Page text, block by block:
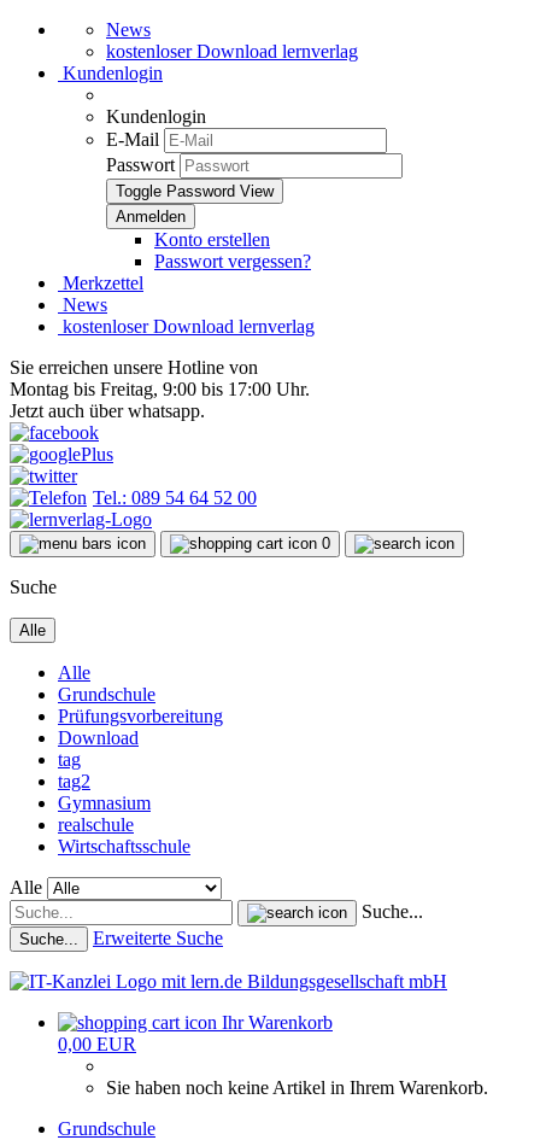
News
kostenloser Download lernverlag
Kundenlogin
Kundenlogin
E-Mail
Passwort
Toggle Password View
Konto erstellen
Passwort vergessen?
Merkzettel
News
kostenloser Download lernverlag
Sie erreichen unsere Hotline von
Montag bis Freitag, 9:00 bis 17:00 Uhr.
Jetzt auch über whatsapp.
Tel.: 089 54 64 52 00
0
Suche
Alle
Alle
Grundschule
Prüfungsvorbereitung
Download
tag
tag2
Gymnasium
realschule
Wirtschaftsschule
Alle
Suche...
Suche... Erweiterte Suche
Ihr Warenkorb
0,00 EUR
Sie haben noch keine Artikel in Ihrem Warenkorb.
Grundschule